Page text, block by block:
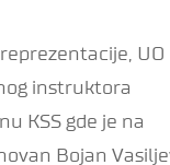
UO
instruktora
KSS gde je na
Bojan